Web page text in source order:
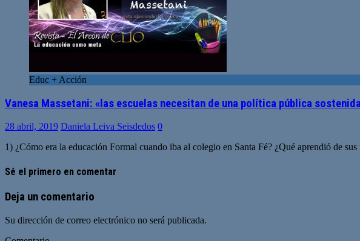
Educ + Acción
Vanesa Massetani: «las escuelas necesitan de una política pública
28 abril, 2019 Daniela Leiva Seisdedos 0
1) ¿Cómo era la educación Formal cuando iba al colegio en Santa Fé? ¿Qué aprendió de
Sé el primero en comentar
Deja un comentario
Su dirección de correo electrónico no será publicada.